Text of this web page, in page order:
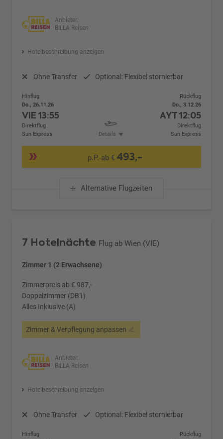
Anbieter:
BILLA Reisen
Hotelbeschreibung anzeigen
Ohne Transfer Optional: Flexibel stornierbar
Hinflug
Do., 26.11.26
VIE13:55
Direktflug
Sun Express
Details
Rückflug
Do., 3.12.26
AYT12:05
Direktflug
Sun Express
p.P. ab €493,-
Alternative Flugzeiten
7 Hotelnächte Flug ab Wien (VIE)
Zimmer 1 (2 Erwachsene)
Zimmerpreis ab € 987,-
Doppelzimmer (DB1)
Alles Inklusive (A)
Zimmer & Verpflegung anpassen
Anbieter:
BILLA Reisen
Hotelbeschreibung anzeigen
Ohne Transfer Optional: Flexibel stornierbar
Hinflug
Rückflug